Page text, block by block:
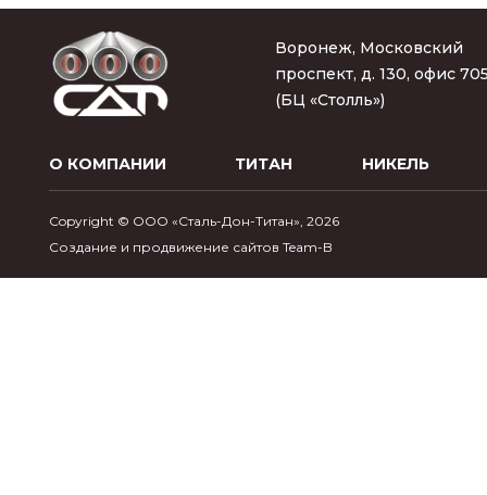
Воронеж, Московский
проспект, д. 130, офис
(БЦ «Столль»)
О КОМПАНИИ ТИТАН НИКЕЛЬ
Copyright © ООО «Сталь-Дон-Титан», 2026
Создание и продвижение сайтов Team-B